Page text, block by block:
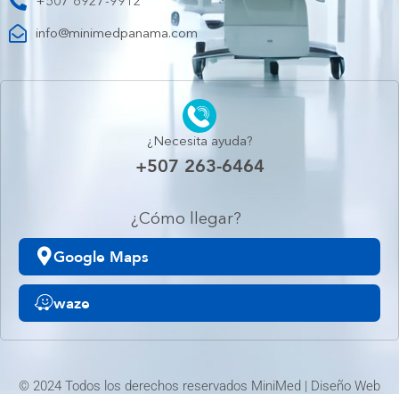
info@minimedpanama.com
¿Necesita ayuda?
+507 263-6464
¿Cómo llegar?
Google Maps
waze
© 2024 Todos los derechos reservados MiniMed | Diseño Web